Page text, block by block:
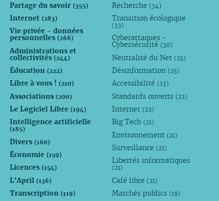
Partage du savoir (355)
Internet (283)
Vie privée - données
personnelles (266)
Administrations et
collectivités (244)
Éducation (222)
Libre à vous ! (210)
Associations (200)
Le Logiciel Libre (194)
Intelligence artificielle
(185)
Divers (160)
Économie (159)
Licences (154)
L’April (136)
Transcription (119)
Recherche (34)
Transition écologique
(33)
Cyberattaques -
Cybersécurité (30)
Neutralité du Net (25)
Désinformation (25)
Accessibilité (23)
Standards ouverts (22)
Internet (22)
Big Tech (21)
Environnement (21)
Surveillance (21)
Libertés informatiques
(21)
Café libre (21)
Marchés publics (19)